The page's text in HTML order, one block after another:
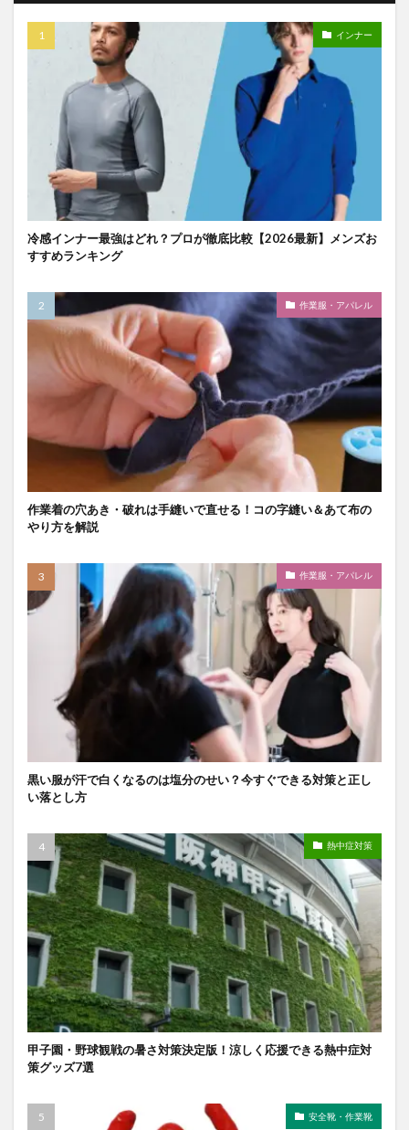
インナー
冷感インナー最強はどれ？プロが徹底比較【2026最新】メンズお
すすめランキング
作業服・アパレル
作業着の穴あき・破れは手縫いで直せる！コの字縫い＆あて布の
やり方を解説
作業服・アパレル
黒い服が汗で白くなるのは塩分のせい？今すぐできる対策と正し
い落とし方
熱中症対策
甲子園・野球観戦の暑さ対策決定版！涼しく応援できる熱中症対
策グッズ7選
安全靴・作業靴